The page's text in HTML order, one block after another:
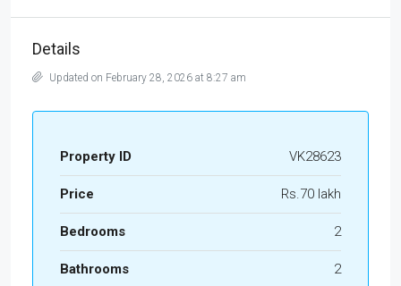
Details
Updated on February 28, 2026 at 8:27 am
Property ID VK28623
Price Rs.70 lakh
Bedrooms 2
Bathrooms 2